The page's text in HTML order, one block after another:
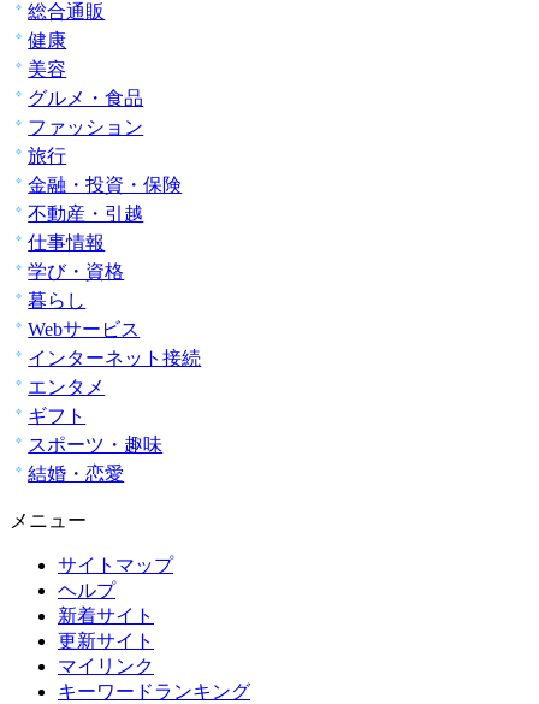
総合通販
健康
美容
グルメ・食品
ファッション
旅行
金融・投資・保険
不動産・引越
仕事情報
学び・資格
暮らし
Webサービス
インターネット接続
エンタメ
ギフト
スポーツ・趣味
結婚・恋愛
メニュー
サイトマップ
ヘルプ
新着サイト
更新サイト
マイリンク
キーワードランキング